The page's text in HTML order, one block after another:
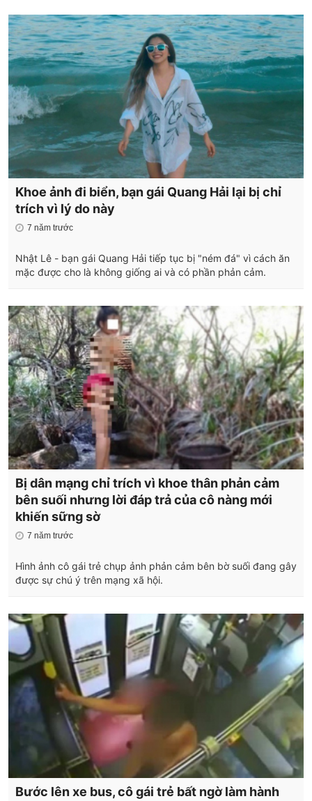
Khoe ảnh đi biển, bạn gái Quang Hải lại bị chỉ
trích vì lý do này
7 năm trước
Nhật Lê - bạn gái Quang Hải tiếp tục bị "ném đá" vì cách ăn
mặc được cho là không giống ai và có phần phản cảm.
Bị dân mạng chỉ trích vì khoe thân phản cảm
bên suối nhưng lời đáp trả của cô nàng mới
khiến sững sờ
7 năm trước
Hình ảnh cô gái trẻ chụp ảnh phản cảm bên bờ suối đang gây
được sự chú ý trên mạng xã hội.
Bước lên xe bus, cô gái trẻ bất ngờ làm hành